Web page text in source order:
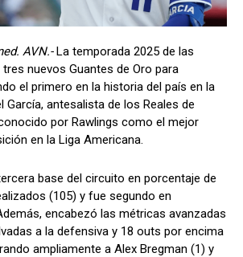
AVN.-La temporada 2025 de las
nuevos Guantes de Oro para
el primero en la historia del país en la
García, antesalista de los Reales de
por Rawlings como el mejor
en la Liga Americana.
base del circuito en porcentaje de
(105) y fue segundo en
encabezó las métricas avanzadas
a la defensiva y 18 outs por encima
ampliamente a Alex Bregman (1) y